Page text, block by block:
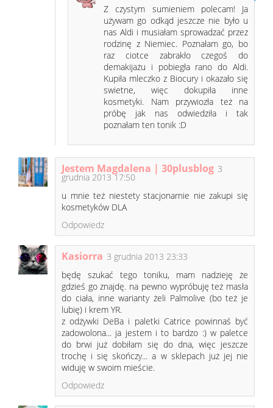
Z czystym sumieniem polecam! Ja
używam go odkąd jeszcze nie było u
nas Aldi i musiałam sprowadzać przez
rodzinę z Niemiec. Poznałam go, bo
raz ciotce zabrakło czegoś do
demakijażu i pobiegła rano do Aldi.
Kupiła mleczko z Biocury i okazało się
swietne, więc dokupiła inne
kosmetyki. Nam przywiozła też na
próbę jak nas odwiedziła i tak
poznałam ten tonik :D
Jestem Magdalena | 30plusblog 3
grudnia 2013 17:50
u mnie też niestety stacjonarnie nie zakupi się
kosmetyków DLA
Odpowiedz
Kasiorra 3 grudnia 2013 23:33
będę szukać tego toniku, mam nadzieję że
gdzieś go znajdę. na pewno wypróbuję też masła
do ciała, inne warianty żeli Palmolive (bo też je
lubię) i krem YR.
z odżywki DeBa i paletki Catrice powinnaś być
zadowolona... ja jestem i to bardzo :) w paletce
do brwi już dobiłam się do dna, więc jeszcze
trochę i się skończy... a w sklepach już jej nie
widuję w swoim mieście.
Odpowiedz